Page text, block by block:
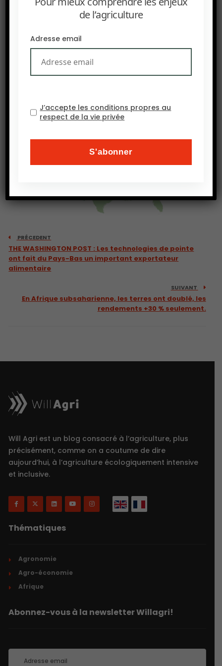
PRÉCEDENT
THE WASHINGTON POST : Les technologies de pointe
ont fait du Pays-Bas un important exportateur
alimentaire
SUIVANT
En Afrique subsaharienne, les terres ont doublé, les
rendements +30 % seulement.
Will Agri est un blog consacré à l’agriculture, plus
précisément, comme on a coutume de dire
aujourd’hui, à l’agriculture écologiquement intensive
et inclusive.
Thématiques
Agronomie
Agro-économie
Afrique
Abonnez-vous à la newsletter Willagri!
de l’agriculture
Adresse email
J’accepte les conditions propres au
respect de la vie privée